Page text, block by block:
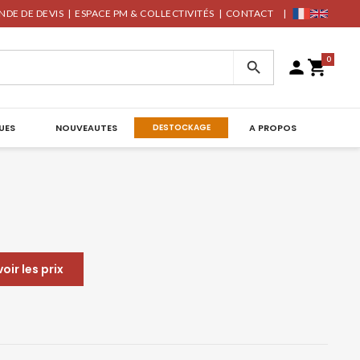
DE DEVIS | ESPACE PM & COLLECTIVITÉS | CONTACT |
 0
NOUVEAUTES DESTOCKAGE A PROPOS
les prix